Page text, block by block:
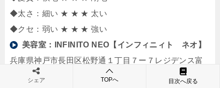
◆太さ：細い ★ ★ ★ 太い
◆クセ：弱い ★ ★ ★ 強い
美容室：
INFINITO NEO【インフィニィト ネオ】
兵庫県神戸市長田区松野通１丁目７ー７レジデンス富
久寿1階
シェア TOPへ 目次へ戻る